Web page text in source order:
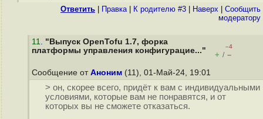
Ответить Правка| К родителю #3 Наверх
Cообщить
модератору
11. "Выпуск OpenTofu 1.7, форка
платформы управления конфигурацие..."
–4
+ / –
Сообщение от Аноним (11), 01-Май-24, 19:01
> он, скорее всего, придёт к вам с индивидуальными
условиями, которые вам не понравятся, и от
которых вы не сможете отказаться.